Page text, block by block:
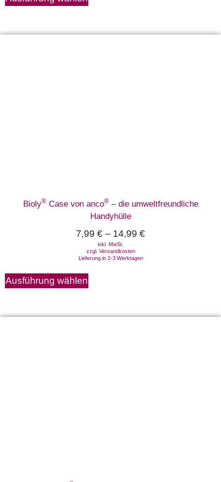
Bioly®Case von anco®– die umweltfreundliche
Handyhülle
7,99 € – 14,99 €
inkl. MwSt.
zzgl. Versandkosten
Lieferung in 2-3 Werktagen
Ausführung wählen